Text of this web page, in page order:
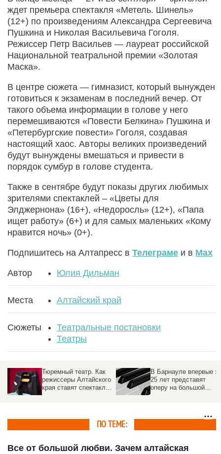
ждет премьера спектакля «Метель. Шинель»
(12+) по произведениям Александра Сергеевича
Пушкина и Николая Васильевича Гоголя.
Режиссер Петр Васильев — лауреат российской
Национальной театральной премии «Золотая
Маска».
В центре сюжета — гимназист, который вынужден
готовиться к экзаменам в последний вечер. От
такого объема информации в голове у него
перемешиваются «Повести Белкина» Пушкина и
«Петербургские повести» Гоголя, создавая
настоящий хаос. Авторы великих произведений
будут вынуждены вмешаться и привести в
порядок сумбур в голове студента.
Также в сентябре будут показы других любимых
зрителями спектаклей – «Цветы для
Элджернона» (16+), «Недоросль» (12+), «Папа
ищет работу» (6+) и для самых маленьких «Кому
нравится ночь» (0+).
Подпишитесь на Алтапресс в Телеграме и в Max
Автор Юлия Дильман
Места Алтайский край
Сюжеты
Театральные постановки
Театры
Тюремный театр. Как
режиссеры Алтайского
края ставят спектакли
В Барнауле впервые за
25 лет представят
оперу на большой
ПО ТЕМЕ:
Все от большой любви. Зачем алтайская